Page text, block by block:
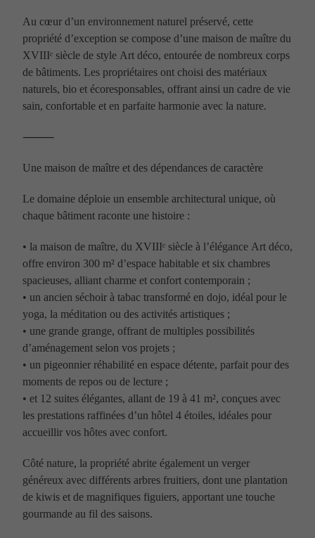
Au cœur d’un environnement naturel préservé, cette
propriété d’exception se compose d’une maison de maître du
XVIIIᵉ siècle de style Art déco, entourée de nombreux corps
de bâtiments. Les propriétaires ont choisi des matériaux
naturels, bio et écoresponsables, offrant ainsi un cadre de vie
sain, confortable et en parfaite harmonie avec la nature.
⸻
Une maison de maître et des dépendances de caractère
Le domaine déploie un ensemble architectural unique, où
chaque bâtiment raconte une histoire :
• la maison de maître, du XVIIIᵉ siècle à l’élégance Art déco,
offre environ 300 m² d’espace habitable et six chambres
spacieuses, alliant charme et confort contemporain ;
• un ancien séchoir à tabac transformé en dojo, idéal pour le
yoga, la méditation ou des activités artistiques ;
• une grande grange, offrant de multiples possibilités
d’aménagement selon vos projets ;
• un pigeonnier réhabilité en espace détente, parfait pour des
moments de repos ou de lecture ;
• et 12 suites élégantes, allant de 19 à 41 m², conçues avec
les prestations raffinées d’un hôtel 4 étoiles, idéales pour
accueillir vos hôtes avec confort.
Côté nature, la propriété abrite également un verger
généreux avec différents arbres fruitiers, dont une plantation
de kiwis et de magnifiques figuiers, apportant une touche
gourmande au fil des saisons.